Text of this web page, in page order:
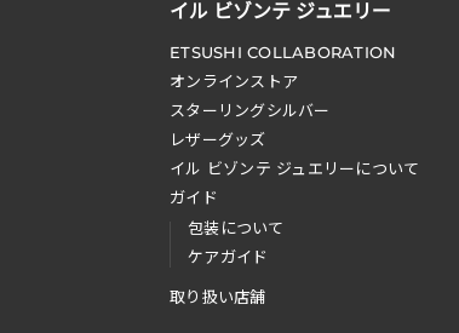
イル ビゾンテ ジュエリー
ETSUSHI COLLABORATION
オンラインストア
スターリングシルバー
レザーグッズ
イル ビゾンテ ジュエリーについて
ガイド
包装について
ケアガイド
取り扱い店舗